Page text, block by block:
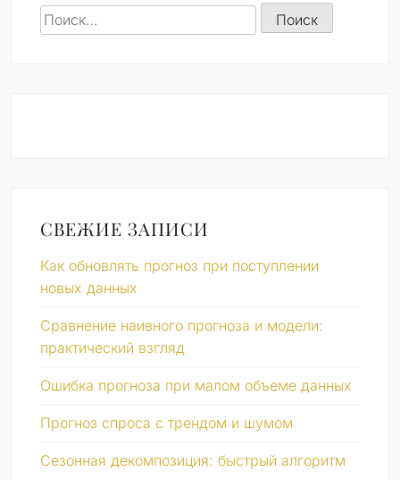
Найти:
СВЕЖИЕ ЗАПИСИ
Как обновлять прогноз при поступлении
новых данных
Сравнение наивного прогноза и модели:
практический взгляд
Ошибка прогноза при малом объеме данных
Прогноз спроса с трендом и шумом
Сезонная декомпозиция: быстрый алгоритм